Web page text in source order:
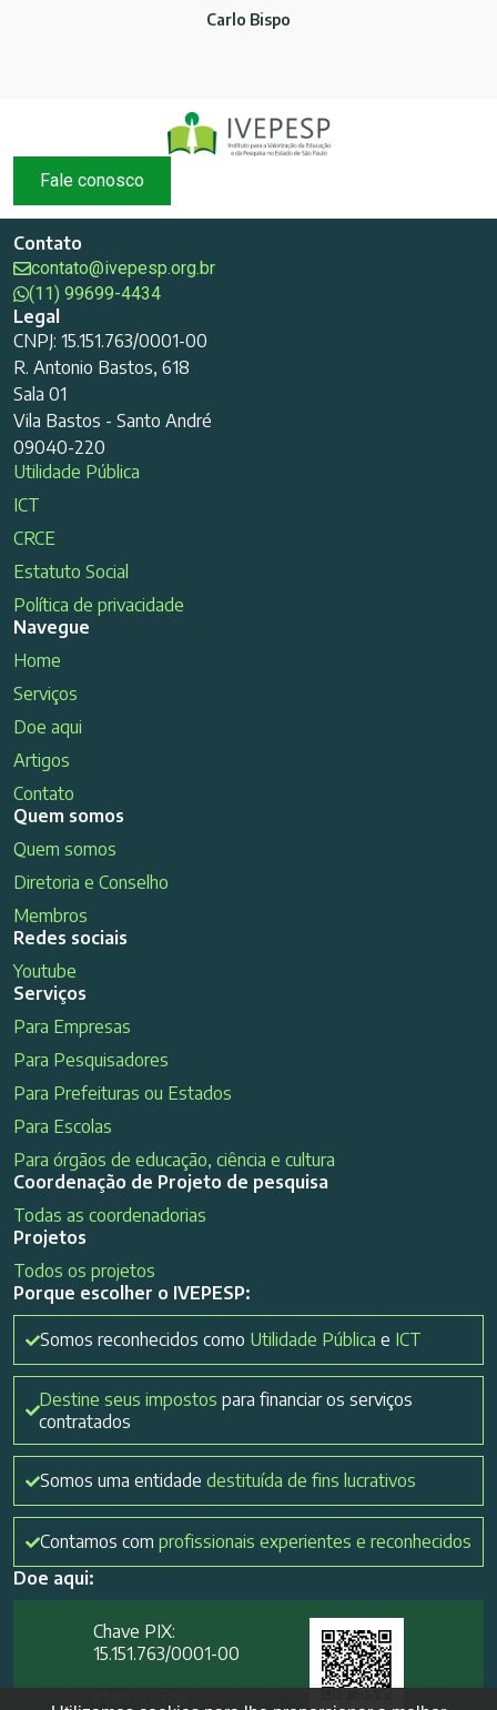
Carlo Bispo
Fale conosco
Contato
contato@ivepesp.org.br
(11) 99699-4434
Legal
CNPJ: 15.151.763/0001-00
R. Antonio Bastos, 618
Sala 01
Vila Bastos - Santo André
09040-220
Utilidade Pública
ICT
CRCE
Estatuto Social
Política de privacidade
Navegue
Home
Serviços
Doe aqui
Artigos
Contato
Quem somos
Quem somos
Diretoria e Conselho
Membros
Redes sociais
Youtube
Serviços
Para Empresas
Para Pesquisadores
Para Prefeituras ou Estados
Para Escolas
Para órgãos de educação, ciência e cultura
Coordenação de Projeto de pesquisa
Todas as coordenadorias
Projetos
Todos os projetos
Porque escolher o IVEPESP:
Somos reconhecidos como Utilidade Pública e ICT
Destine seus impostos para financiar os serviços
contratados
Somos uma entidade destituída de fins lucrativos
Contamos com profissionais experientes e reconhecidos
Doe aqui:
Chave PIX:
15.151.763/0001-00​